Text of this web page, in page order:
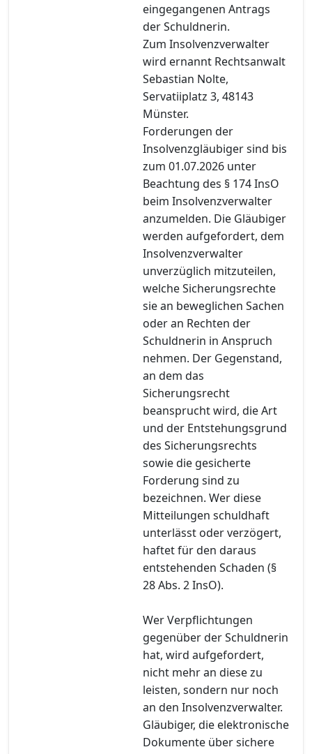
eingegangenen Antrags
der Schuldnerin.
Zum Insolvenzverwalter
wird ernannt Rechtsanwalt
Sebastian Nolte,
Servatiiplatz 3, 48143
Münster.
Forderungen der
Insolvenzgläubiger sind bis
zum 01.07.2026 unter
Beachtung des § 174 InsO
beim Insolvenzverwalter
anzumelden. Die Gläubiger
werden aufgefordert, dem
Insolvenzverwalter
unverzüglich mitzuteilen,
welche Sicherungsrechte
sie an beweglichen Sachen
oder an Rechten der
Schuldnerin in Anspruch
nehmen. Der Gegenstand,
an dem das
Sicherungsrecht
beansprucht wird, die Art
und der Entstehungsgrund
des Sicherungsrechts
sowie die gesicherte
Forderung sind zu
bezeichnen. Wer diese
Mitteilungen schuldhaft
unterlässt oder verzögert,
haftet für den daraus
entstehenden Schaden (§
28 Abs. 2 InsO).
Wer Verpflichtungen
gegenüber der Schuldnerin
hat, wird aufgefordert,
nicht mehr an diese zu
leisten, sondern nur noch
an den Insolvenzverwalter.
Gläubiger, die elektronische
Dokumente über sichere